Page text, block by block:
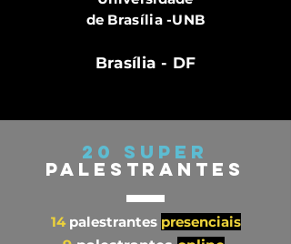
de Brasília -UNB
Brasília - DF
20 super
Palestrantes
14palestrantes presenciais